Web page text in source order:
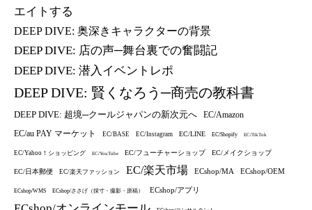
エイトする
DEEP DIVE: 奥深きキャラクターの背景
DEEP DIVE: 店の声─舞台裏での奮闘記
DEEP DIVE: 潜入イベントレポ
DEEP DIVE: 賢くなろう─商売の教科書
DEEP DIVE: 超境─クールジャパンの新次元へ EC/Amazon
EC/au PAY マーケット EC/BASE EC/Instagram EC/LINE EC/Shopify EC/TikTok
EC/Yahoo！ショッピング EC/YouTube EC/フューチャーショップ EC/メイクショップ
EC/日本郵便 EC/楽天ファッション EC/楽天市場 ECshop/MA ECshop/OEM
ECshop/WMS ECshop/ささげ（採寸・撮影・原稿） ECshop/アプリ